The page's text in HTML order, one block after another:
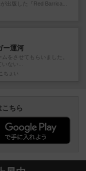
出版した『Red Barrica...
ー運河
をさせてもらいました。
ない...
ちょい
ちら